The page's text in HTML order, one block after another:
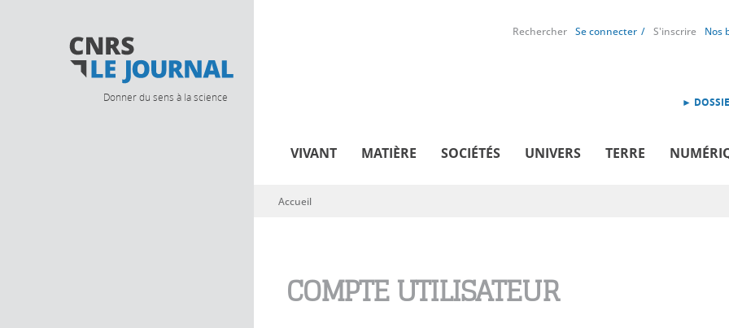
Donner du sens à la science
Rechercher Se connecter S'inscrire Nos
►
VIVANT MATIÈRE SOCIÉTÉS UNIVERS TERRE
Vous êtes ici
Accueil
COMPTE UTILISATEUR